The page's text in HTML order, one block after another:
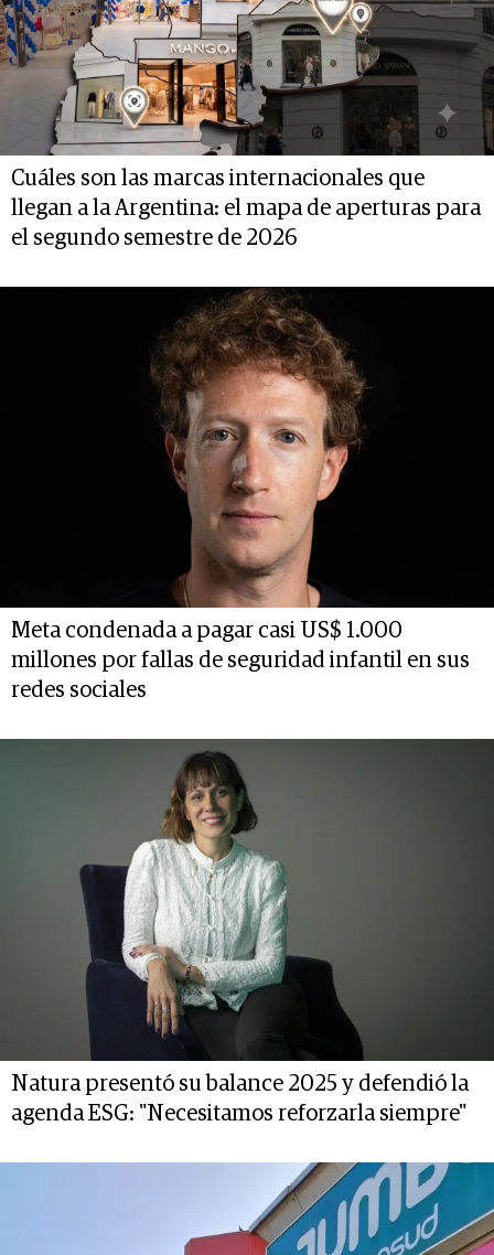
Cuáles son las marcas internacionales que
llegan a la Argentina: el mapa de aperturas para
el segundo semestre de 2026
Meta condenada a pagar casi US$ 1.000
millones por fallas de seguridad infantil en sus
redes sociales
Natura presentó su balance 2025 y defendió la
agenda ESG: "Necesitamos reforzarla siempre"